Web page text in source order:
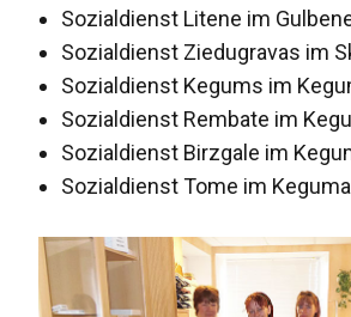
Sozialdienst Litene im
Sozialdienst Ziedugravas im
Sozialdienst Kegums im
Sozialdienst Rembate im
Sozialdienst Birzgale im
Sozialdienst Tome im